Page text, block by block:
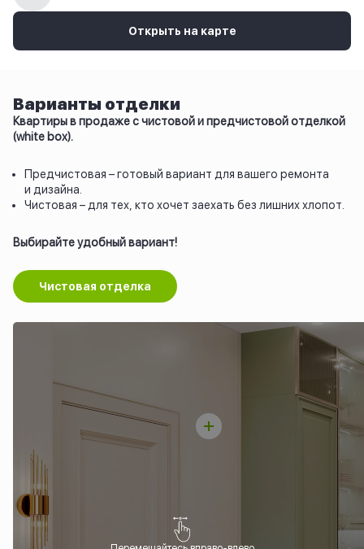
Открыть на карте
Варианты отделки
Квартиры в продаже с чистовой и предчистовой отделкой
(white box).
Предчистовая – готовый вариант для вашего ремонта
и дизайна.
Чистовая – для тех, кто хочет заехать без лишних хлопот.
Выбирайте удобный вариант!
Чистовая отделка